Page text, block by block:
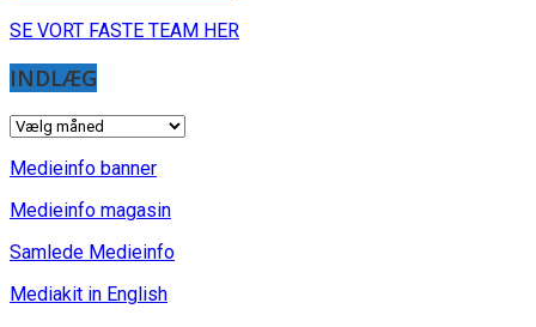
SE VORT FASTE TEAM HER
INDLÆG
INDLÆG
Medieinfo banner
Medieinfo magasin
Samlede Medieinfo
Mediakit in English